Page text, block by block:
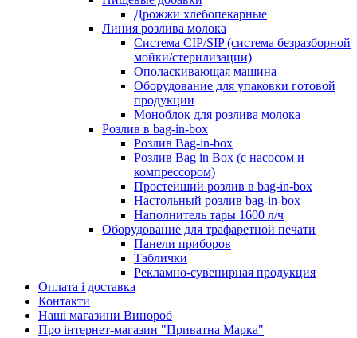
Дрожжи хлебопекарные
Линия розлива молока
Система CIP/SIP (система безразборной
мойки/стерилизации)
Ополаскивающая машина
Оборудование для упаковки готовой
продукции
Моноблок для розлива молока
Розлив в bag-in-box
Розлив Bag-in-box
Розлив Bag in Box (с насосом и
компрессором)
Простейший розлив в bag-in-box
Настольный розлив bag-in-box
Наполнитель тары 1600 л/ч
Оборудование для трафаретной печати
Панели приборов
Таблички
Рекламно-сувенирная продукция
Оплата і доставка
Контакти
Наші магазини Винороб
Про інтернет-магазин "Приватна Марка"